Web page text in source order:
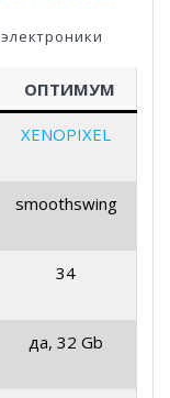
ОПТИМУМ
XENOPIXEL
smoothswing
34
да, 32 Gb